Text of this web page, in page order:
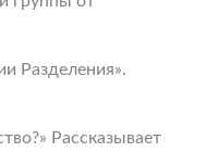
Разделения».
Рассказывает